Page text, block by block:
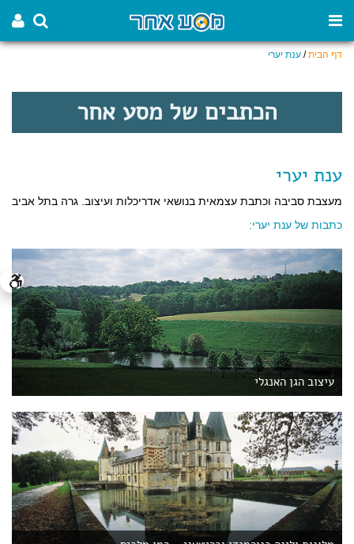
דף הבית/ ענת יערי
הכתבים של מסע אחר
ענת יערי
מעצבת סביבה וכתבת עצמאית בנושאי אדריכלות ועיצוב. גרה בתל אביב
כתבות של ענת יערי:
עיצוב הגן האנגלי